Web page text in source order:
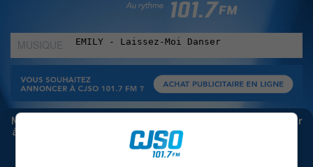
MUSIQUE
:
Meta bloque les infos sur Facebook. Pour ne rien manquer
à Sorel-Tracy et la région, abonne-toi à notre infolettre :